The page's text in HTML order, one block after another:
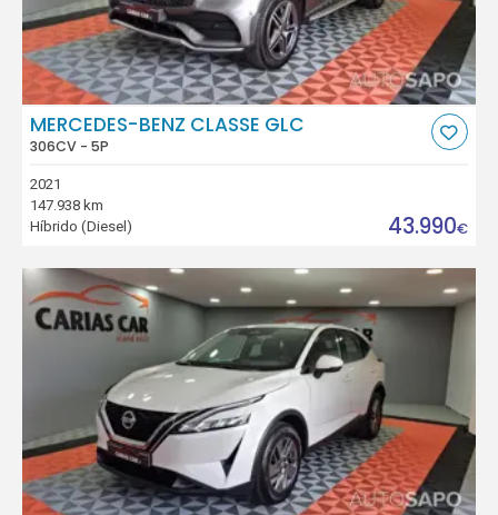
MERCEDES-BENZ CLASSE GLC
306CV - 5P
2021
147.938 km
Híbrido (Diesel)
43.990€